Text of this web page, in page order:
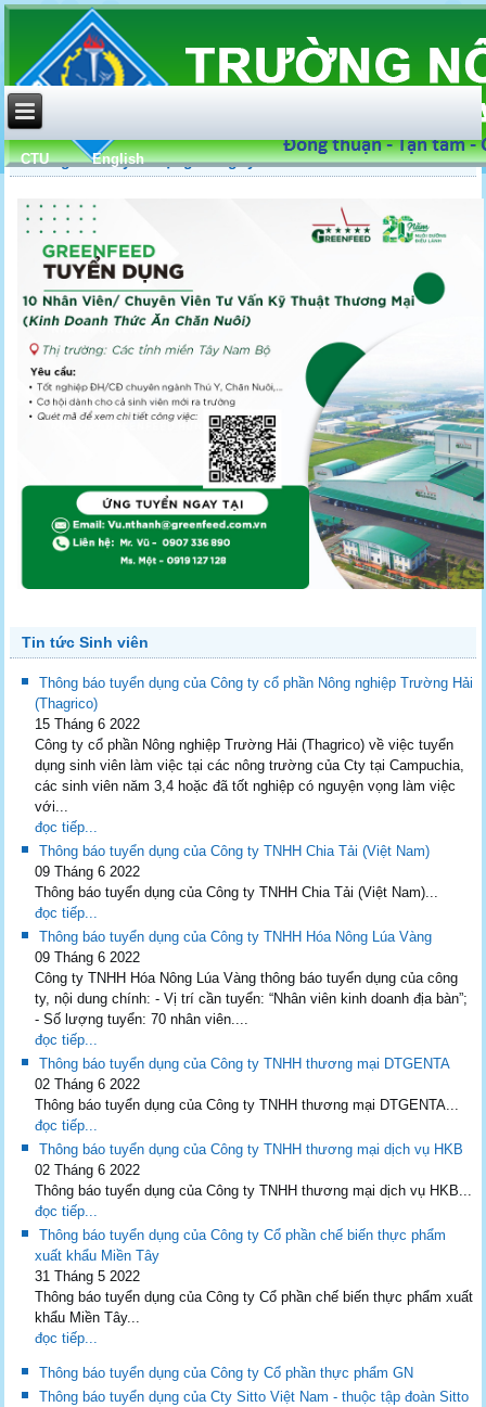
CTU English
Thông báo tuyển dụng Công ty GreenFeed
Tin tức Sinh viên
Thông báo tuyển dụng của Công ty cổ phần Nông nghiệp Trường Hải
(Thagrico)
15 Tháng 6 2022
Công ty cổ phần Nông nghiệp Trường Hải (Thagrico) về việc tuyển
dụng sinh viên làm việc tại các nông trường của Cty tại Campuchia,
các sinh viên năm 3,4 hoặc đã tốt nghiệp có nguyện vọng làm việc
với...
đọc tiếp...
Thông báo tuyển dụng của Công ty TNHH Chia Tải (Việt Nam)
09 Tháng 6 2022
Thông báo tuyển dụng của Công ty TNHH Chia Tải (Việt Nam)...
đọc tiếp...
Thông báo tuyển dụng của Công ty TNHH Hóa Nông Lúa Vàng
09 Tháng 6 2022
Công ty TNHH Hóa Nông Lúa Vàng thông báo tuyển dụng của công
ty, nội dung chính: - Vị trí cần tuyển: “Nhân viên kinh doanh địa bàn”;
- Số lượng tuyển: 70 nhân viên....
đọc tiếp...
Thông báo tuyển dụng của Công ty TNHH thương mại DTGENTA
02 Tháng 6 2022
Thông báo tuyển dụng của Công ty TNHH thương mại DTGENTA...
đọc tiếp...
Thông báo tuyển dụng của Công ty TNHH thương mại dịch vụ HKB
02 Tháng 6 2022
Thông báo tuyển dụng của Công ty TNHH thương mại dịch vụ HKB...
đọc tiếp...
Thông báo tuyển dụng của Công ty Cổ phần chế biến thực phẩm
xuất khẩu Miền Tây
31 Tháng 5 2022
Thông báo tuyển dụng của Công ty Cổ phần chế biến thực phẩm xuất
khẩu Miền Tây...
đọc tiếp...
Thông báo tuyển dụng của Công ty Cổ phần thực phẩm GN
Thông báo tuyển dụng của Cty Sitto Việt Nam - thuộc tập đoàn Sitto